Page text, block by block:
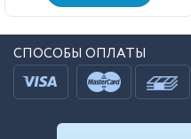
СПОСОБЫ ОПЛАТЫ